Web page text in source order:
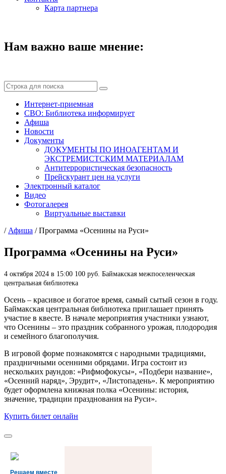
Карта партнера
Нам важно ваше мнение:
Интернет-приемная
СВО: Библиотека информирует
Афиша
Новости
Документы
ДОКУМЕНТЫ ПО ИНОАГЕНТАМ И
ЭКСТРЕМИСТСКИМ МАТЕРИАЛАМ
Антитеррористическая безопасность
Прейскурант цен на услуги
Электронный каталог
Видео
Фотогалерея
Виртуальные выставки
/ Афиша /Программа «Осенины на Руси»
Программа «Осенины на Руси»
4 октября 2024 в 15:00 100 руб. Баймакская межпоселенческая
центральная библиотека
Осень – красивое и богатое время, самый сытый сезон в году.
Баймакская центральная библиотека приглашает принять
участие в квесте. В начале мероприятия участники узнают,
что Осенины – это праздник собранного урожая, плодородия
и семейного благополучия.
В игровой форме познакомятся с народными традициями,
праздничными осенними обрядами. Игра состоит из
нескольких раундов: «Рифмофокусы», «Подбери название»,
«Осенний наряд», Эрудит», «Листопадень». К мероприятию
будет оформлена книжная полка «Осенины: история,
значение, традиции празднования на Руси».
Купить билет онлайн
Решаем вместе